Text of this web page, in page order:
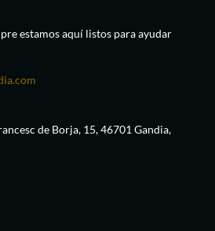
estamos aquí listos para ayudar
de Borja, 15, 46701 Gandia,